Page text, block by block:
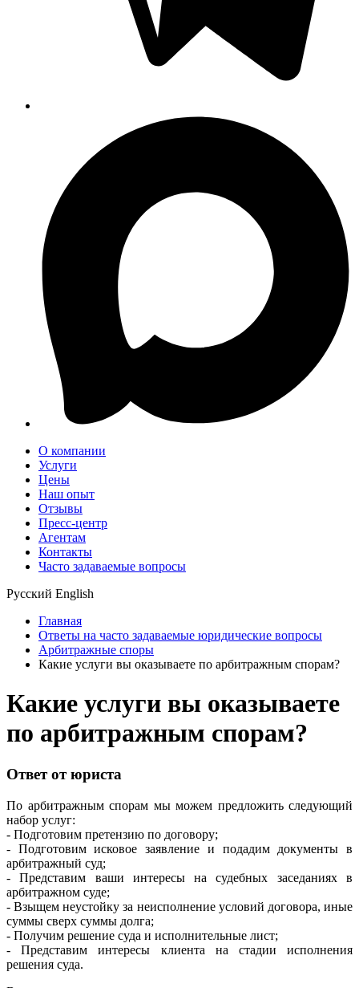
О компании
Услуги
Цены
Наш опыт
Отзывы
Пресс-центр
Агентам
Контакты
Часто задаваемые вопросы
Русский English
Главная
Ответы на часто задаваемые юридические вопросы
Арбитражные споры
Какие услуги вы оказываете по арбитражным спорам?
Какие услуги вы оказываете
по арбитражным спорам?
Ответ от юриста
По арбитражным спорам мы можем предложить следующий
набор услуг:
- Подготовим претензию по договору;
- Подготовим исковое заявление и подадим документы в
арбитражный суд;
- Представим ваши интересы на судебных заседаниях в
арбитражном суде;
- Взыщем неустойку за неисполнение условий договора, иные
суммы сверх суммы долга;
- Получим решение суда и исполнительные лист;
- Представим интересы клиента на стадии исполнения
решения суда.